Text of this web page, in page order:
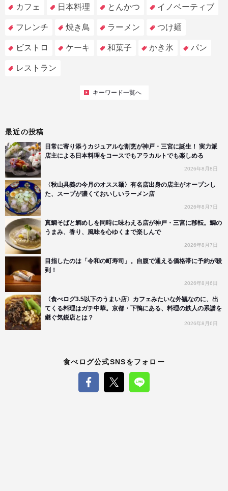
カフェ 日本料理 とんかつ イノベーティブ
フレンチ 焼き鳥 ラーメン つけ麺
ビストロ ケーキ 和菓子 かき氷 パン
レストラン
キーワード一覧へ
最近の投稿
日常に寄り添うカジュアルな割烹が神戸・三宮に誕生！ 実力派
店主による日本料理をコースでもアラカルトでも楽しめる
2026年8月8日
〈秋山具義の今月のオスス麺〉有名店出身の店主がオープンし
た、スープが濃くておいしいラーメン店
2026年8月7日
真鯛そばと鯛めしを同時に味わえる店が神戸・三宮に移転。鯛の
うまみ、香り、風味を心ゆくまで楽しんで
2026年8月7日
目指したのは「令和の町寿司」。自腹で通える価格帯に予約が殺
到！
2026年8月6日
〈食べログ3.5以下のうまい店〉カフェみたいな外観なのに、出
てくる料理はガチ中華。京都・下鴨にある、料理の鉄人の系譜を
継ぐ気鋭店とは？
2026年8月6日
食べログ公式SNSをフォロー